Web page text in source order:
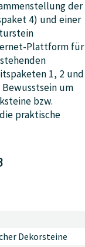
der
4) und einer
Plattform für
1, 2 und
um
bzw.
praktische
Dekorsteine